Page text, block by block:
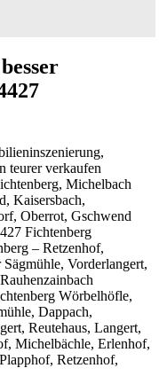
teurer verkaufen
Michelbach
Kaisersbach,
Oberrot, Gschwend
Fichtenberg
– Retzenhof,
Vorderlangert,
Wörbelhöfle,
Dappach,
Reutehaus, Langert,
Michelbächle, Erlenhof,
Retzenhof,